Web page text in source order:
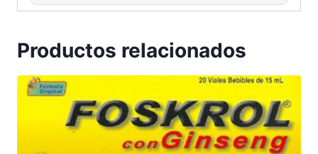
Productos relacionados